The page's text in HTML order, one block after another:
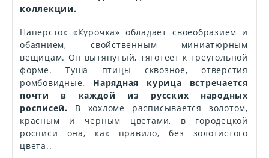
коллекции.
Наперсток «Курочка» обладает своеобразием и
обаянием, свойственным миниатюрным
вещицам. Он вытянутый, тяготеет к треугольной
форме. Туша птицы сквозное, отверстия
ромбовидные. Нарядная курица встречается
почти в каждой из русских народных
росписей. В хохломе расписывается золотом,
красным и черным цветами, в городецкой
росписи она, как правило, без золотистого
цвета..